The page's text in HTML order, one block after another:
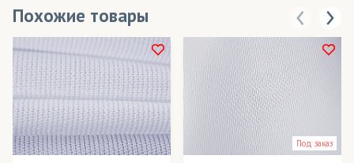
Похожие товары
Под заказ